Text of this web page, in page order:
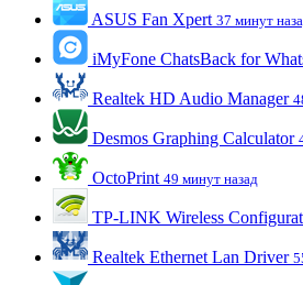
ASUS Fan Xpert 37 минут
iMyFone ChatsBack for
Realtek HD Audio Manager
Desmos Graphing Calculator
OctoPrint 49 минут назад
TP-LINK Wireless
Realtek Ethernet Lan Driver